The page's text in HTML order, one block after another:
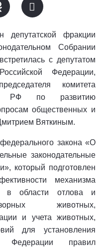
фракции
Собрании
с депутатом
Федерации,
комитета
РФ по развитию
общественных и
Вяткиным.
закона «О
законодательные
который подготовлен
механизма
в области отлова и
животных,
и учета животных,
для установления
Федерации правил